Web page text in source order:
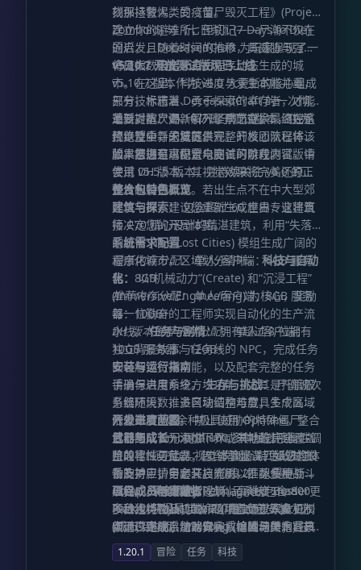
(Done)或应用 (Apply)，即可加载着色
器效果。 常见问题解答 (FAQ)夜晚亮度不
足：请务必搭配 PBR 资源包使用。若偏
好原版风格，推荐使用 SPBR；若追求精
细度，Patrix 是不错的选择。无法加载着
色器：请检查 Iris 版本是否在 1.7 或以
上。背光时画面变暗：此为屏幕空间渲染
技术的局限性所致，目前尚无完美的修复
方案。Intel 显卡支持：由于双鱼座
Alpha 应用了前沿图形技术，而 Intel 显
卡的 OpenGL 驱动兼容性较弱，因此暂不
支持。AMD 显卡：请确认显卡驱动版本
是否高于 22.7.1，较旧版本请及时更新。
其他加载错误：在 Iris 着色器选择界面按
下 Ctrl+D 尝试重载。若依然报错，请根据
提示路径 (.minecraft/patched_shaders)
获取错误日志，并提交至作者反馈渠道。
开发路线图1.9 镜面光照更新：加入镜面
全局光照。2.0 世界空间追踪：引入体素
化及体素追踪技术。2.1 DRT 更新：发布
Skibidi DRT，并探索 HDR 模组兼容性。
2.2 体积阴影：为体积云添加投影效果及
屏幕空间阴影。2.3 局部雾效：增加地面
雾气渲染。2.4 云影投射：实现地形云影
遮蔽，并将云层纳入反射与全局光照计
算。2.5 云层更新（第一阶段）：优化云
层光照，增加高积云，重构卷云模型。
2.6 云层更新（第二阶段）：重写积云模
型，增加层积云与雨层云。2.7 动态超分
辨率：计划加入 FSR 3.1（不含帧生
成）。2.8 视差映射：计划加入陡峭/平
找那拯救人类的疫苗。
刻保持警惕。受《僵尸毁灭工程》(Project
Zomboid) 与《七日杀》(7 Days to Die)
的启发，DeceasedCraft 为玩家呈现了一
个庞大、自定义且由程序动态生成的城
市。在这里，科技进度与求生本能并重，
只有技术精湛、勇于探索的幸存者，才能
通过对抗尸潮、解开怪病之谜，最终在这
片绝望中寻求复苏。
建立你的避难所，但切记——尸潮不仅在
逼近，且随着时间的推移，其威胁与强度
将呈指数级增长。
v5.10.7 开放测试版现已上线
v5.10.7 版本作为 v6.0 大更新的核心组成
部分，标志着 DeceasedCraft 的一次彻底
革新。本次更新引入了季节变换、温控系
统以及全新的城区景观。开发团队已将该
版本推进至可供公众测试的阶段。
重要提醒：v5.10.7 属于测试版本，仅为
预览性质，无法提供完整的核心流程体
验。若您追求稳定与完善的游戏内容，请
使用 v5.5.5 版本，并持续关注 v6.0 的正
式发布公告。
如果您拥有高配置电脑，可以在测试版中
尝试 DH 版本，其视觉效果将完美还原宣
传片的震撼表现。若出生点不在中大型郊
区住宅群，建议您重新生成世界，这将直
接决定您的开局体验。
整合包特色概览
建筑与探索：包含超过 60 座由专业建筑
师 C70 精心设计的精湛建筑，利用“失落
的城市”(The Lost Cities) 模组生成广阔的
程序化城市，区域划分清晰。 科技与自动
化： 以“机械动力”(Create) 和“沉浸工程”
(Immersive Engineering) 为核心，奖励
每一位勤奋的工程师实现自动化的生产流
水线。任务与剧情：拥有超过 8 位拥有
独立背景故事与任务线的 NPC，完成任务
即可解锁贸易功能，以及配套完整的任务
手册与进度系统。生存与挑战：尸潮波次
系统随天数推进自动调整难度；多个区域
内分布着 10 余种极具威胁的特殊僵尸。
武器与成长：提供 100 多种经过平衡性调
整的枪械与武器；20 多套涵盖四级进度体
系的护甲；自定义技能树以匹配多种战斗
风格。深度机制：战利品系统包含 800
多种独特物品；生命值增益通过饮食机制
实现；跑酷系统助你完成惊险动作；载具
系统支持遗弃车辆修复与零基础建造。
境模拟： 引入身体部位损伤、口渴度、温
系统需求配置
最低内存分配：单人/客户端：6GB 服务
器：8GB
推荐内存分配：单人/客户端：8GB 服务
器：10GB+
DH 版本推荐内存分配：单人/客户端：
10GB 服务器：12GB+
安装与运行指南
请确保启用命令方块功能（尤其是托管服
务器环境），多区块结构与载具生成高度
依赖此项配置。 禁止使用 Optifine。整合
包已集成 Embeddium，其功能完全覆盖
且兼容性更佳。 视觉体验建议：如您的设
备支持，请务必开启光影，推荐使用
Complementary/Reimagined Shader
Pack 以获得最佳效果。 整合包安装：必
须通过正规启动器安装，以确保所有客户
端配置文件无误，避免按键冲突。切勿将
服务端整合包直接作为游戏客户端使用，
开发进度蓝图
目前团队暂无添加下界或末地的计划。
阶段 1：已完成。包含荒地、特色敌对生
物及对应护甲套装。 阶段 2：入侵更新，
已完成。新增地标建筑、高难度 Boss、更
多敌人类型及机制。 阶段 2.5：军备更
新，已完成。加入真实系枪械、火炮、核
心主线任务、环境叙事、护甲重制及尸潮
系统改进。 阶段 3：v6.0 正在全力开发
项目成员与贡献者
项目组：TqLxQuanZ (项目负责人)、C70
(城市架构师)、YMLong (编剧与美术) 技术
支持：Mcjty (失落的城市)、
legsandarms (不死新生)、Bogdan_Off
1.20.1 冒险 任务 科技